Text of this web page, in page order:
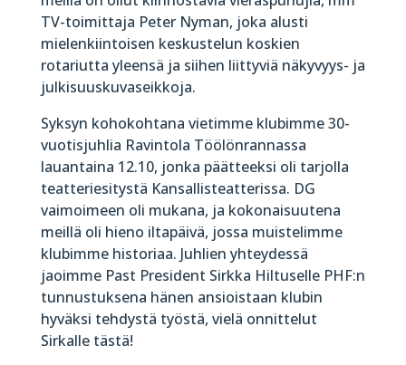
TV-toimittaja Peter Nyman, joka alusti
mielenkiintoisen keskustelun koskien
rotariutta yleensä ja siihen liittyviä näkyvyys- ja
julkisuuskuvaseikkoja.
Syksyn kohokohtana vietimme klubimme 30-
vuotisjuhlia Ravintola Töölönrannassa
lauantaina 12.10, jonka päätteeksi oli tarjolla
teatteriesitystä Kansallisteatterissa. DG
vaimoimeen oli mukana, ja kokonaisuutena
meillä oli hieno iltapäivä, jossa muistelimme
klubimme historiaa. Juhlien yhteydessä
jaoimme Past President Sirkka Hiltuselle PHF:n
tunnustuksena hänen ansioistaan klubin
hyväksi tehdystä työstä, vielä onnittelut
Sirkalle tästä!